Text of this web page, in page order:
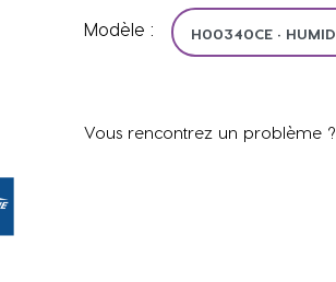
Modèle :
Vous rencontrez un problème ?